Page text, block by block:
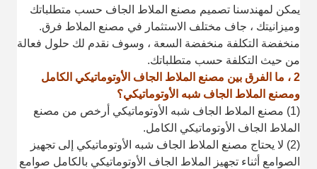
يمكن لمهندسنا تصميم مصنع الملاط الجاف حسب متطلباتك
وميزانيتك ، جاف مختلف الاستثمار في مصنع الملاط فرق.
منخفضة التكلفة منخفضة السعة ، وسوف نقدم لك حلول فعالة
من حيث التكلفة حسب متطلباتك.
2 ، ما الفرق بين مصنع الملاط الجاف الأوتوماتيكي الكامل
ومصنع الملاط الجاف شبه الأوتوماتيكي؟
(1) مصنع الملاط الجاف شبه الأوتوماتيكي أرخص من مصنع
الملاط الجاف الأوتوماتيكي الكامل.
(2) لا يحتاج مصنع الملاط الجاف شبه الأوتوماتيكي إلى تجهيز
الصوامع أثناء تجهيز الملاط الجاف الأوتوماتيكي بالكامل صوامع